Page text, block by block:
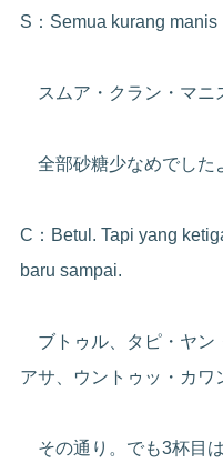
S：Semua kurang manis
スムア・クラン・マニ
全部砂糖少なめでした
C：Betul. Tapi yang
baru sampai.
ブトゥル、タピ・ヤン
アサ、ウントゥッ・カワ
その通り。でも3杯目